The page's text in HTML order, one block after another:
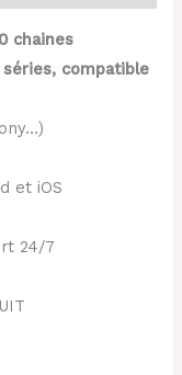
chaines
compatible
et iOS
24/7